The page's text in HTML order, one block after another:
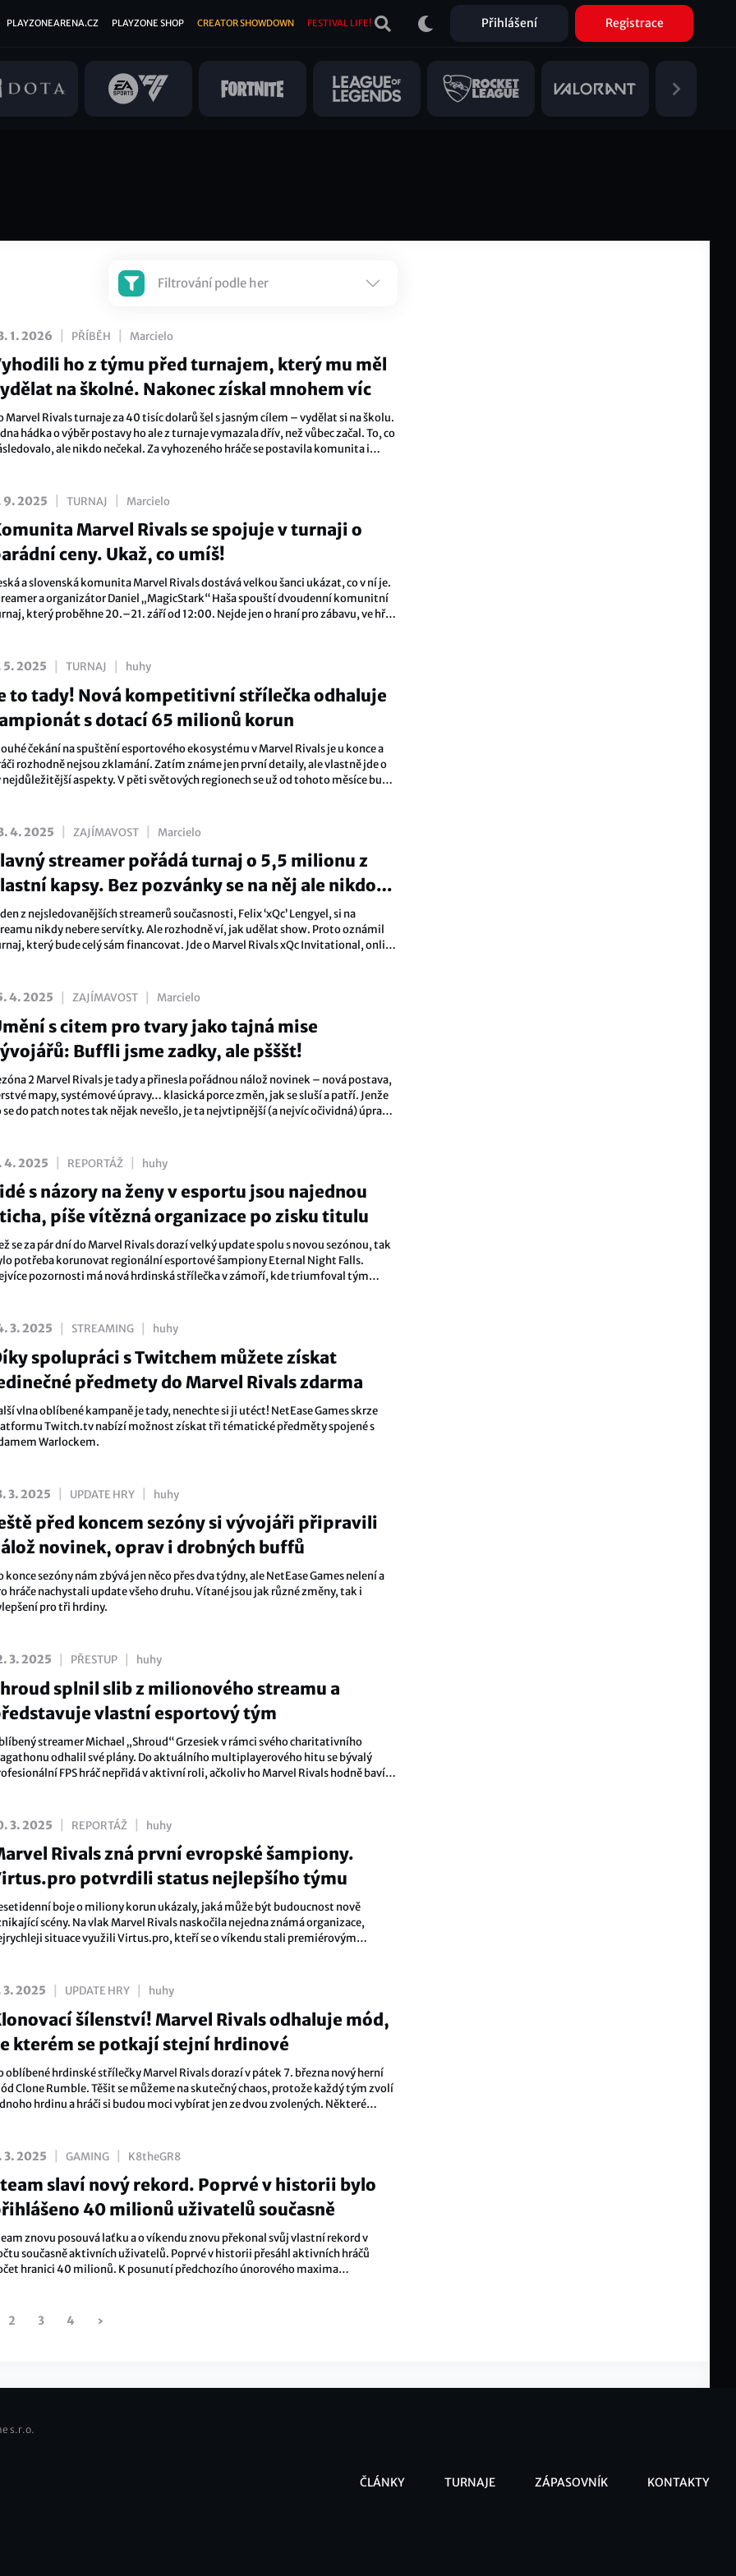
Přihlášení Registrace
PLAYZONEARENA.CZ PLAYZONE SHOP CREATOR SHOWDOWN FESTIVAL LIFE!
Filtrování podle her
1. 2026 PŘÍBĚH Marcielo
ho z týmu před turnajem, který mu měl
na školné. Nakonec získal mnohem víc
Marvel Rivals turnaje za 40 tisíc dolarů šel s jasným cílem – vydělat si na školu.
hádka o výběr postavy ho ale z turnaje vymazala dřív, než vůbec začal. To, co
ale nikdo nečekal. Za vyhozeného hráče se postavila komunita i
9. 2025 TURNAJ Marcielo
Marvel Rivals se spojuje v turnaji o
ceny. Ukaž, co umíš!
a slovenská komunita Marvel Rivals dostává velkou šanci ukázat, co v ní je.
a organizátor Daniel „MagicStark“ Haša spouští dvoudenní komunitní
který proběhne 20.–21. září od 12:00. Nejde jen o hraní pro zábavu, ve hře
5. 2025 TURNAJ huhy
to tady! Nová kompetitivní střílečka odhaluje
s dotací 65 milionů korun
čekání na spuštění esportového ekosystému v Marvel Rivals je u konce a
rozhodně nejsou zklamání. Zatím známe jen první detaily, ale vlastně jde o
aspekty. V pěti světových regionech se už od tohoto měsíce bude
4. 2025 ZAJÍMAVOST Marcielo
streamer pořádá turnaj o 5,5 milionu z
kapsy. Bez pozvánky se na něj ale nikdo
z nejsledovanějších streamerů současnosti, Felix ‘xQc’ Lengyel, si na
nikdy nebere servítky. Ale rozhodně ví, jak udělat show. Proto oznámil
který bude celý sám financovat. Jde o Marvel Rivals xQc Invitational, online
4. 2025 ZAJÍMAVOST Marcielo
s citem pro tvary jako tajná mise
Buffli jsme zadky, ale pšššt!
2 Marvel Rivals je tady a přinesla pořádnou nálož novinek – nová postava,
mapy, systémové úpravy… klasická porce změn, jak se sluší a patří. Jenže
se do patch notes tak nějak nevešlo, je ta nejvtipnější (a nejvíc očividná) úprava
4. 2025 REPORTÁŽ huhy
s názory na ženy v esportu jsou najednou
píše vítězná organizace po zisku titulu
se za pár dní do Marvel Rivals dorazí velký update spolu s novou sezónou, tak
potřeba korunovat regionální esportové šampiony Eternal Night Falls.
pozornosti má nová hrdinská střílečka v zámoří, kde triumfoval tým
3. 2025 STREAMING huhy
spolupráci s Twitchem můžete získat
předmety do Marvel Rivals zdarma
vlna oblíbené kampaně je tady, nenechte si ji utéct! NetEase Games skrze
Twitch.tv nabízí možnost získat tři tématické předměty spojené s
Warlockem.
3. 2025 UPDATE HRY huhy
před koncem sezóny si vývojáři připravili
novinek, oprav i drobných buffů
konce sezóny nám zbývá jen něco přes dva týdny, ale NetEase Games nelení a
hráče nachystali update všeho druhu. Vítané jsou jak různé změny, tak i
pro tři hrdiny.
3. 2025 PŘESTUP huhy
splnil slib z milionového streamu a
vlastní esportový tým
streamer Michael „Shroud“ Grzesiek v rámci svého charitativního
odhalil své plány. Do aktuálního multiplayerového hitu se bývalý
FPS hráč nepřidá v aktivní roli, ačkoliv ho Marvel Rivals hodně baví,
3. 2025 REPORTÁŽ huhy
Rivals zná první evropské šampiony.
potvrdili status nejlepšího týmu
boje o miliony korun ukázaly, jaká může být budoucnost nově
scény. Na vlak Marvel Rivals naskočila nejedna známá organizace,
situace využili Virtus.pro, kteří se o víkendu stali premiérovým
3. 2025 UPDATE HRY huhy
šílenství! Marvel Rivals odhaluje mód,
kterém se potkají stejní hrdinové
oblíbené hrdinské střílečky Marvel Rivals dorazí v pátek 7. března nový herní
Clone Rumble. Těšit se můžeme na skutečný chaos, protože každý tým zvolí
hrdinu a hráči si budou moci vybírat jen ze dvou zvolených. Některé
3. 2025 GAMING K8theGR8
slaví nový rekord. Poprvé v historii bylo
40 milionů uživatelů současně
znovu posouvá laťku a o víkendu znovu překonal svůj vlastní rekord v
současně aktivních uživatelů. Poprvé v historii přesáhl aktivních hráčů
hranici 40 milionů. K posunutí předchozího únorového maxima
2 3 4 ›
s.r.o.
ČLÁNKY TURNAJE ZÁPASOVNÍK KONTAKTY